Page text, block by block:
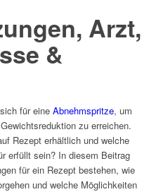
Arzt,
&
für eine Abnehmspritze, um
zu erreichen.
Rezept erhältlich und welche
erfüllt sein? In diesem Beitrag
für ein Rezept bestehen, wie
und welche Möglichkeiten